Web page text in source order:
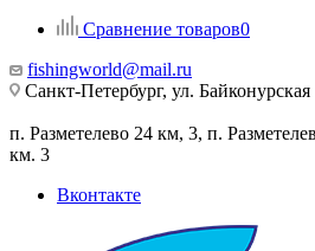
Сравнение товаров0
fishingworld@mail.ru
Санкт-Петербург, ул.
п. Разметелево 24 км, 3, п.
км. 3
Вконтакте